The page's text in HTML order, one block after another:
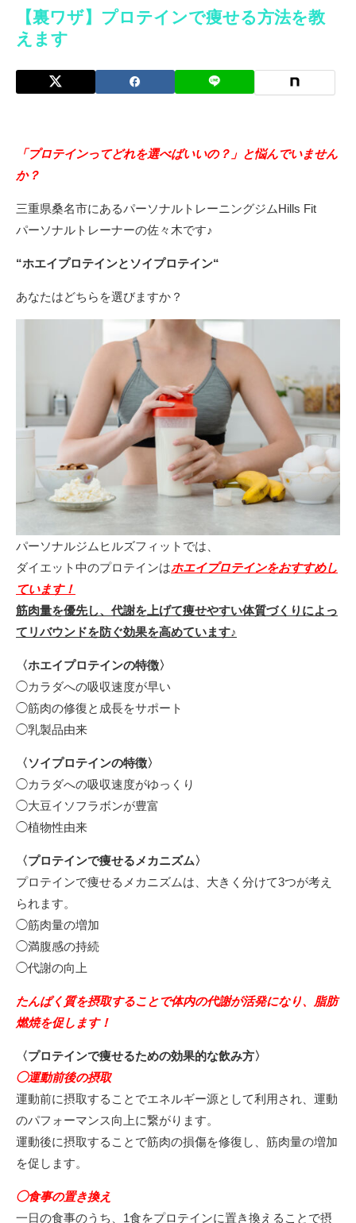
【裏ワザ】プロテインで痩せる方法を教
えます
「プロテインってどれを選べばいいの？」と悩んでいません
か？
三重県桑名市にあるパーソナルトレーニングジムHills Fit
パーソナルトレーナーの佐々木です♪
“ホエイプロテインとソイプロテイン“
あなたはどちらを選びますか？
パーソナルジムヒルズフィットでは、
ダイエット中のプロテインはホエイプロテインをおすすめし
ています！
筋肉量を優先し、代謝を上げて痩せやすい体質づくりによっ
てリバウンドを防ぐ効果を高めています♪
〈ホエイプロテインの特徴〉
◯カラダへの吸収速度が早い
◯筋肉の修復と成長をサポート
◯乳製品由来
〈ソイプロテインの特徴〉
◯カラダへの吸収速度がゆっくり
◯大豆イソフラボンが豊富
◯植物性由来
〈プロテインで痩せるメカニズム〉
プロテインで痩せるメカニズムは、大きく分けて3つが考え
られます。
◯筋肉量の増加
◯満腹感の持続
◯代謝の向上
たんぱく質を摂取することで体内の代謝が活発になり、脂肪
燃焼を促します！
〈プロテインで痩せるための効果的な飲み方〉
◯運動前後の摂取
運動前に摂取することでエネルギー源として利用され、運動
のパフォーマンス向上に繋がります。
運動後に摂取することで筋肉の損傷を修復し、筋肉量の増加
を促します。
◯食事の置き換え
一日の食事のうち、1食をプロテインに置き換えることで摂